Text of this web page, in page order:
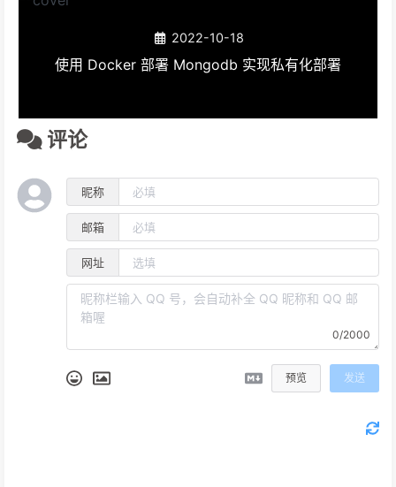
2022-10-18
使用 Docker 部署 Mongodb 实现私有化部署
评论
昵称
邮箱
网址
0/2000
预览 发送